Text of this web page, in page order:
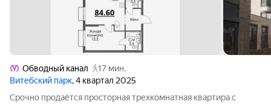
Обводный канал
17 мин.
Витебский парк, 4 квартал 2025
Срочно продаётся просторная трехкомнатная квартира с